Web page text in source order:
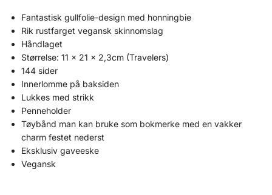
Fantastisk gullfolie-design med honningbie
Rik rustfarget vegansk skinnomslag
Håndlaget
Størrelse: 11 x 21 x 2,3cm (Travelers)
144 sider
Innerlomme på baksiden
Lukkes med strikk
Penneholder
Tøybånd man kan bruke som bokmerke med en vakker
charm festet nederst
Eksklusiv gaveeske
Vegansk